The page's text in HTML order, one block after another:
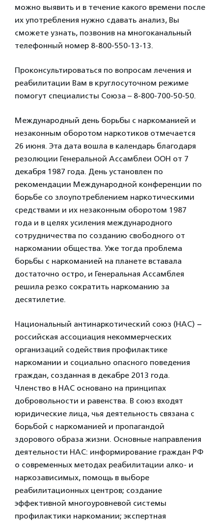
можно выявить и в течение какого времени после
их употребления нужно сдавать анализ, Вы
сможете узнать, позвонив на многоканальный
телефонный номер 8-800-550-13-13.
Проконсультироваться по вопросам лечения и
реабилитации Вам в круглосуточном режиме
помогут специалисты Союза – 8-800-700-50-50.
Международный день борьбы с наркоманией и
незаконным оборотом наркотиков отмечается
26 июня. Эта дата вошла в календарь благодаря
резолюции Генеральной Ассамблеи ООН от 7
декабря 1987 года. День установлен по
рекомендации Международной конференции по
борьбе со злоупотреблением наркотическими
средствами и их незаконным оборотом 1987
года и в целях усиления международного
сотрудничества по созданию свободного от
наркомании общества. Уже тогда проблема
борьбы с наркоманией на планете вставала
достаточно остро, и Генеральная Ассамблея
решила резко сократить наркоманию за
десятилетие.
Национальный антинаркотический союз (НАС) −
российская ассоциация некоммерческих
организаций содействия профилактике
наркомании и социально опасного поведения
граждан, созданная в декабре 2013 года.
Членство в НАС основано на принципах
добровольности и равенства. В союз входят
юридические лица, чья деятельность связана с
борьбой с наркоманией и пропагандой
здорового образа жизни. Основные направления
деятельности НАС: информирование граждан РФ
о современных методах реабилитации алко- и
наркозависимых, помощь в выборе
реабилитационных центров; создание
эффективной многоуровневой системы
профилактики наркомании; экспертная